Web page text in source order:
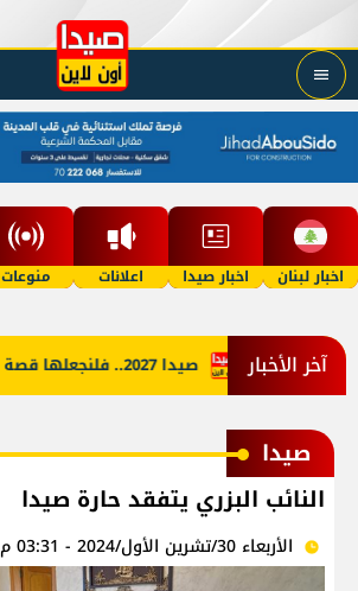
اخبار لبنان اخبار صيدا اعلانات منوعات
آخر الأخبار صيدا 2027.. فلنجعلها قصة يرويها لبنان
صيدا
النائب البزري يتفقد حارة صيدا
الأربعاء 30/تشرين الأول/2024 - 03:31 م